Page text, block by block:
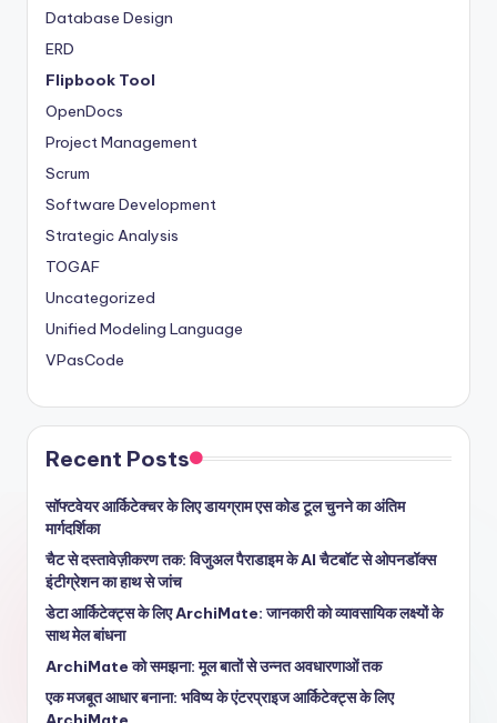
Database Design
ERD
Flipbook Tool
OpenDocs
Project Management
Scrum
Software Development
Strategic Analysis
TOGAF
Uncategorized
Unified Modeling Language
VPasCode
Recent Posts
सॉफ्टवेयर आर्किटेक्चर के लिए डायग्राम एस कोड टूल चुनने का अंतिम
मार्गदर्शिका
चैट से दस्तावेज़ीकरण तक: विजुअल पैराडाइम के AI चैटबॉट से ओपनडॉक्स
इंटीग्रेशन का हाथ से जांच
डेटा आर्किटेक्ट्स के लिए ArchiMate: जानकारी को व्यावसायिक लक्ष्यों के
साथ मेल बांधना
ArchiMate को समझना: मूल बातों से उन्नत अवधारणाओं तक
एक मजबूत आधार बनाना: भविष्य के एंटरप्राइज आर्किटेक्ट्स के लिए